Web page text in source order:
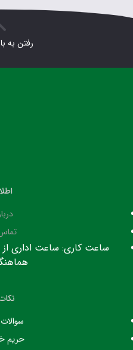
رفتن به
حریم